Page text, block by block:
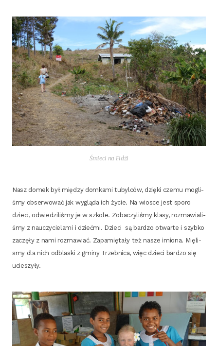
Śmie­ci na Fidżi
Nasz domek był mię­dzy dom­ka­mi tubyl­ców, dzię­ki cze­mu mogli­
śmy obser­wo­wać jak wyglą­da ich życie. Na wio­sce jest spo­ro
dzie­ci, odwie­dzi­li­śmy je w szko­le. Zoba­czy­li­śmy kla­sy, roz­ma­wia­li­
śmy z nauczy­cie­la­mi i dzieć­mi. Dzie­ci są bar­dzo otwar­te i szyb­ko
zaczę­ły z nami roz­ma­wiać. Zapa­mię­ta­ły też nasze imio­na. Mię­li­
smy dla nich odbla­ski z gmi­ny Trzeb­ni­ca, więc dzie­ci bar­dzo się
ucieszyły.